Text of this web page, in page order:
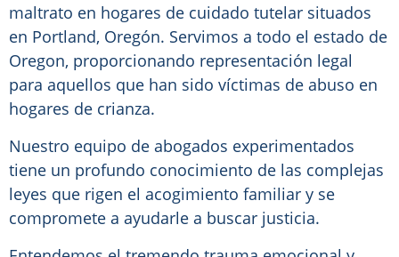
maltrato en hogares de cuidado tutelar situados
en Portland, Oregón. Servimos a todo el estado de
Oregon, proporcionando representación legal
para aquellos que han sido víctimas de abuso en
hogares de crianza.
Nuestro equipo de abogados experimentados
tiene un profundo conocimiento de las complejas
leyes que rigen el acogimiento familiar y se
compromete a ayudarle a buscar justicia.